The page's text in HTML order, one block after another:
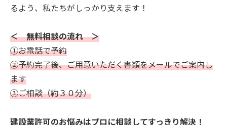
るよう、私たちがしっかり支えます！
＜ 無料相談の流れ ＞
①お電話で予約
②予約完了後、ご用意いただく書類をメールでご案内し
ます
③ご相談（約３０分）
建設業許可のお悩みはプロに相談してすっきり解決！